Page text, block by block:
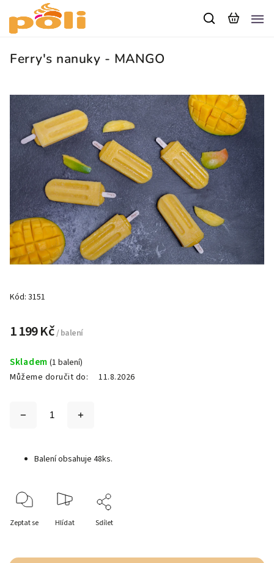
Ferry's nanuky - MANGO
Kód: 3151
1 199 Kč/ balení
Skladem (1 balení)
Můžeme doručit do:
11.8.2026
Balení obsahuje 48ks.
Zeptat se Hlídat Sdílet